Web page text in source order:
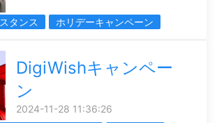
スタンス ホリデーキャンペーン
DigiWishキャンペー
ン
2024-11-28 11:36:26